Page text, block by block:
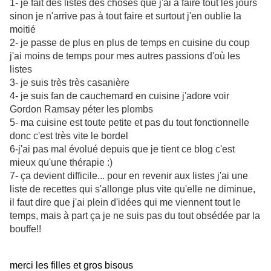
1- je fait des listes des choses que j'ai à faire tout les jours
sinon je n'arrive pas à tout faire et surtout j'en oublie la
moitié
2- je passe de plus en plus de temps en cuisine du coup
j'ai moins de temps pour mes autres passions d'où les
listes
3- je suis très très casanière
4- je suis fan de cauchemard en cuisine j'adore voir
Gordon Ramsay péter les plombs
5- ma cuisine est toute petite et pas du tout fonctionnelle
donc c'est très vite le bordel
6-j'ai pas mal évolué depuis que je tient ce blog c'est
mieux qu'une thérapie :)
7- ça devient difficile... pour en revenir aux listes j'ai une
liste de recettes qui s'allonge plus vite qu'elle ne diminue,
il faut dire que j'ai plein d'idées qui me viennent tout le
temps, mais à part ça je ne suis pas du tout obsédée par la
bouffe!!
merci les filles et gros bisous